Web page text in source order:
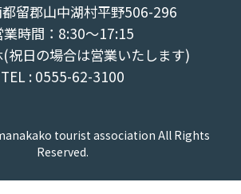
留郡山中湖村平野506-296
業時間：8:30～17:15
祝日の場合は営業いたします)
TEL : 0555-62-3100
tourist association All Rights
Reserved.